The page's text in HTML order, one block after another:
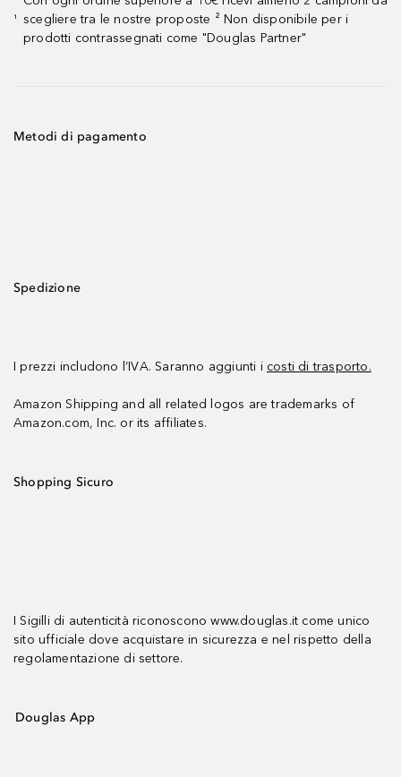
¹
scegliere tra le nostre proposte ² Non disponibile per i
prodotti contrassegnati come "Douglas Partner"
Metodi di pagamento
Spedizione
I prezzi includono l’IVA. Saranno aggiunti i costi di trasporto.
Amazon Shipping and all related logos are trademarks of
Amazon.com, Inc. or its affiliates.
Shopping Sicuro
I Sigilli di autenticità riconoscono www.douglas.it come unico
sito ufficiale dove acquistare in sicurezza e nel rispetto della
regolamentazione di settore.
Douglas App